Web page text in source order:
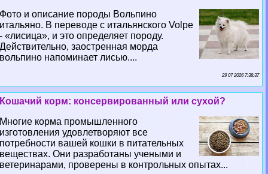
Фото и описание породы Вольпино
итальяно. В переводе с итальянского Volpe
- «лисица», и это определяет породу.
Действительно, заостренная морда
вольпино напоминает лисью....
29 07 2026 7:38:37
Кошачий корм: консервированный или сухой?
Многие корма промышленного
изготовления удовлетворяют все
потребности вашей кошки в питательных
веществах. Они разработаны учеными и
ветеринарами, проверены в контрольных опытах...